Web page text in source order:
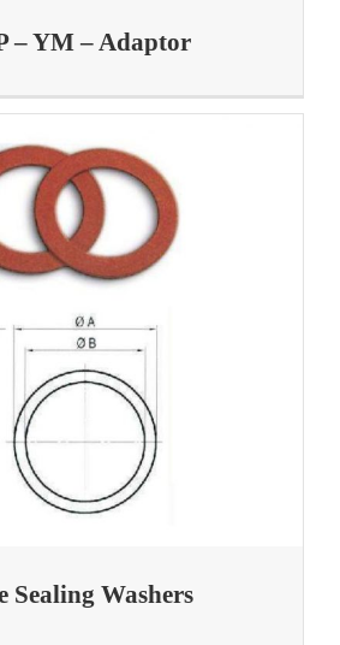
– YM – Adaptor
Sealing Washers